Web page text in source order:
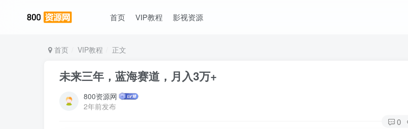
首页 VIP教程 影视资源
首页 VIP教程 正文
未来三年，蓝海赛道，月入3万+
800资源网
2年前发布
0